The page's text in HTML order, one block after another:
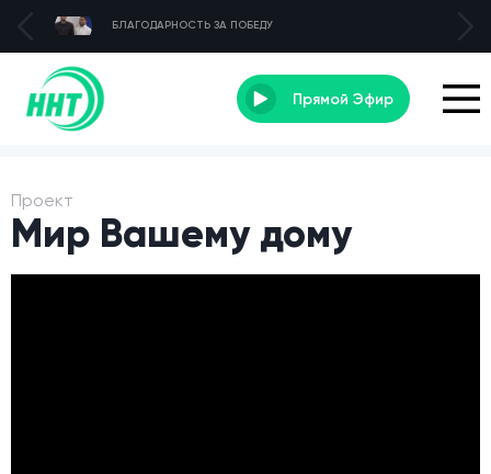
БЛАГОДАРНОСТЬ ЗА ПОБЕДУ
Прямой Эфир
Проект
Мир Вашему дому